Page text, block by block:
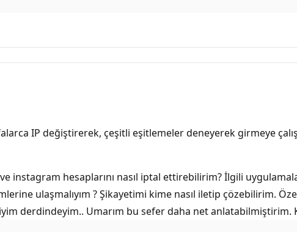
IP değiştirerek, çeşitli eşitlemeler deneyerek girmeye
instagram hesaplarını nasıl iptal ettirebilirim? İlgili
ulaşmalıyım ? Şikayetimi kime nasıl iletip çözebilirim.
derdindeyim.. Umarım bu sefer daha net anlatabilmiştirim.